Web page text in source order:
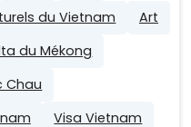
du Vietnam
Art
du Mékong
Chau
Visa Vietnam